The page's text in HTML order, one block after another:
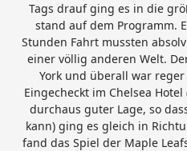
Tags drauf ging es in die
stand auf dem Programm.
Stunden Fahrt mussten
einer völlig anderen Welt.
York und überall war
Eingecheckt im Chelsea
durchaus guter Lage, so
kann) ging es gleich in
fand das Spiel der Maple